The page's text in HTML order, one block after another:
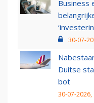
Business
30-07-
Duitse
bot
30-07-2026,